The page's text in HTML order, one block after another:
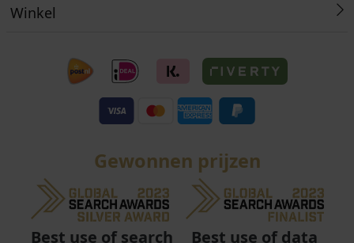
Winkel
Gewonnen prijzen
Best use of search
Best use of data